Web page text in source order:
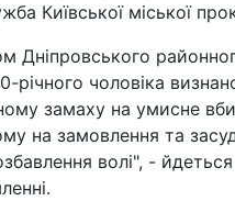
Київської міської
Дніпровського
річного чоловіка
замаху на умисне
на замовлення та
волі", -